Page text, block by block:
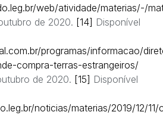
web/atividade/materias/-/
de 2020. [14] Disponível
programas/informacao/
compra-terras-estrangeiros/
de 2020. [15] Disponível
noticias/materias/2019/12/